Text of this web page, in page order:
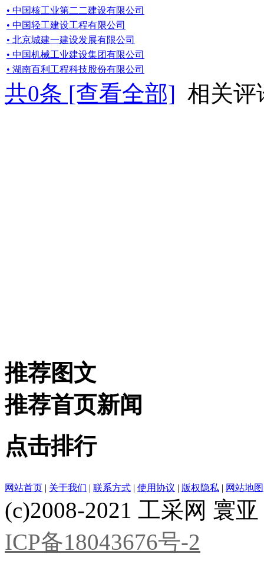
• 中国核工业第二二建设有限公司
• 中国轻工建设工程有限公司
• 北京城建一建设发展有限公司
• 中国机械工业建设集团有限公司
• 湖南百利工程科技股份有限公司
共0条 [查看全部] 相关评
推荐图文
推荐首页新闻
点击排行
网站首页 | 关于我们 | 联系方式 | 使用协议 | 版权隐私 | 网站地图
(c)2008-2021 工采网 寰
ICP备18043676号-2